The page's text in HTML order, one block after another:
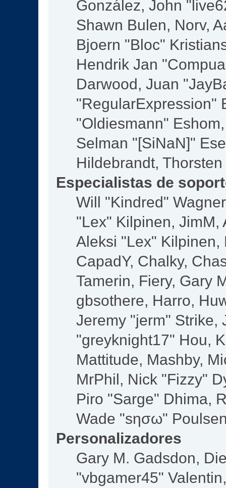
González, John
Shawn Bulen, Norv,
Bjoern "Bloc"
Hendrik Jan
Darwood, Juan
"RegularExpression"
"Oldiesmann"
Selman "[SiNaN]"
Hildebrandt,
Especialistas de
Will "Kindred"
"Lex" Kilpinen, JimM,
Aleksi "Lex" Kilpinen,
CapadY, Chalky,
Tamerin, Fiery, Gary
gbsothere, Harro,
Jeremy "jerm" Strike,
"greyknight17" Hou,
Mattitude, Mashby,
MrPhil, Nick "Fizzy"
Piro "Sarge" Dhima,
Wade "sησω"
Personalizadores
Gary M. Gadsdon,
"vbgamer45"